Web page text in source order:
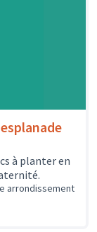
à planter en
arrondissement